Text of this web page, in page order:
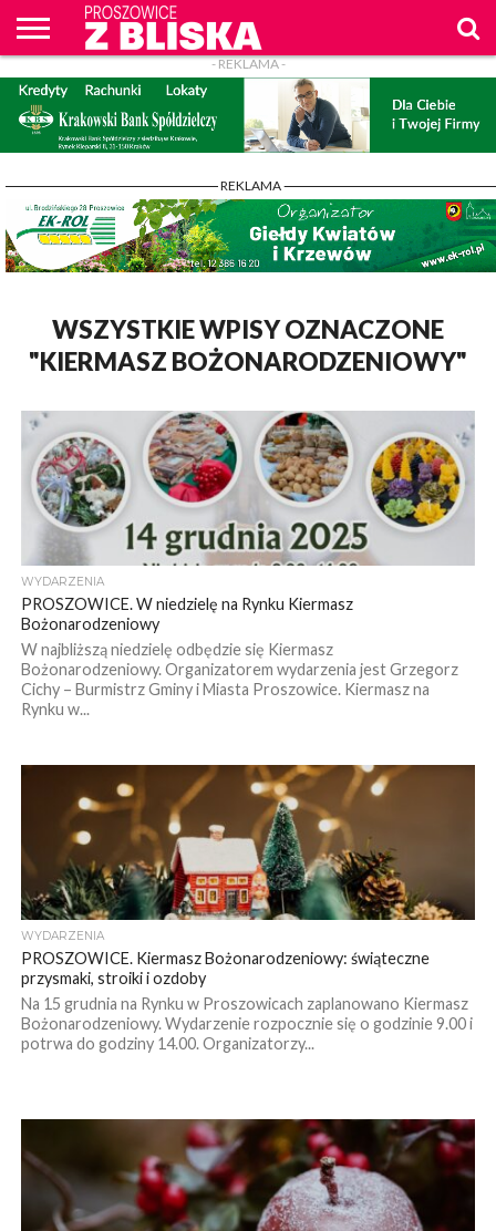
O
NAS
WIADOMOŚCI
ZAPYTAM
WPROST
CENNIK
REKLAM
PROSZOWICE
Z BLISKA
KONTAKT
- REKLAMA -
- REKLAMA -
WSZYSTKIE WPISY OZNACZONE
"KIERMASZ BOŻONARODZENIOWY"
WYDARZENIA
PROSZOWICE. W niedzielę na Rynku Kiermasz
Bożonarodzeniowy
W najbliższą niedzielę odbędzie się Kiermasz
Bożonarodzeniowy. Organizatorem wydarzenia jest Grzegorz
Cichy – Burmistrz Gminy i Miasta Proszowice. Kiermasz na
Rynku w...
WYDARZENIA
PROSZOWICE. Kiermasz Bożonarodzeniowy: świąteczne
przysmaki, stroiki i ozdoby
Na 15 grudnia na Rynku w Proszowicach zaplanowano Kiermasz
Bożonarodzeniowy. Wydarzenie rozpocznie się o godzinie 9.00 i
potrwa do godziny 14.00. Organizatorzy...